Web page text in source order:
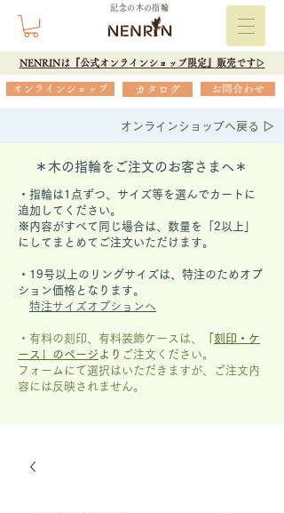
記念の木の指輪
NENRINは『公式オンラインショップ限定』販売です▷
オンラインショップ カタログ お問合わせ
オンラインショップへ戻る ▷
＊木の指輪をご注文のお客さまへ＊
・指輪は1点ずつ、サイズ等を選んでカートに
追加してください。
※内容がすべて同じ場合は、数量を「2以上」
にしてまとめてご注文いただけます。
​・19号以上のリングサイズは、特注のためオプ
ション価格となります。
特注サイズオプションへ
・有料の刻印、有料装飾ケースは、
刻印・ケ
ース」のページ より ご注文ください。
フォームにて選択はいただきますが、
ご注文内
容には反映されません。